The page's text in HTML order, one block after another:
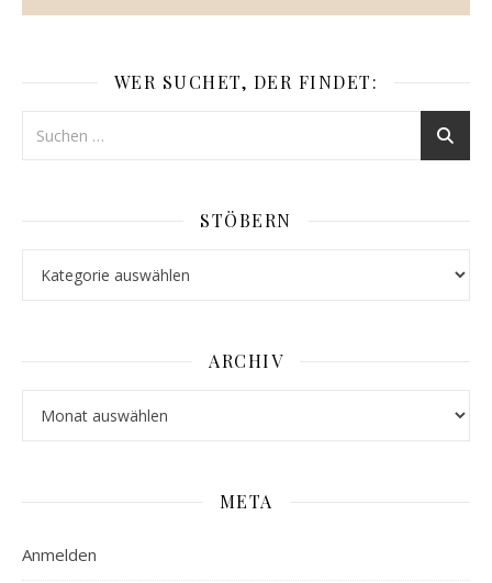
WER SUCHET, DER FINDET:
STÖBERN
ARCHIV
META
Anmelden